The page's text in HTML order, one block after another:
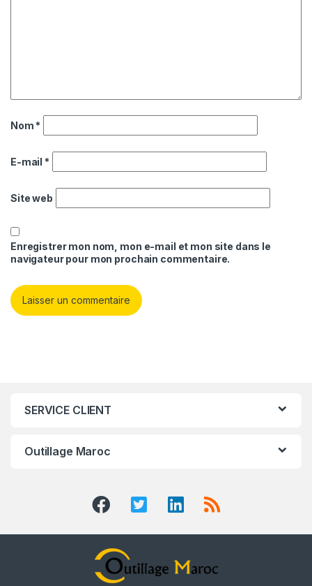
Nom *
E-mail *
Site web
Enregistrer mon nom, mon e-mail et mon site dans le
navigateur pour mon prochain commentaire.
SERVICE CLIENT
Outillage Maroc